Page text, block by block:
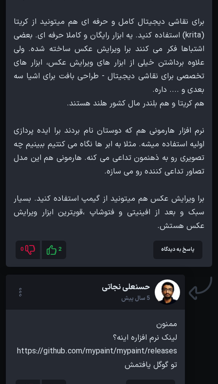
برای نقاشی دیجیتال کامل و حرفه ای هم میتونید از کریتا
(krita) استفاده کنید. یه ابزار رایگان و کاملا حرفه ای. بعضی
اشتباها فکر می کنند برا ویرایش عکس ساخته شده. ولی
علاوه برداشتن خیلی از ابزار های ویرایش عکس، ابزار های
تخصصی برای نقاشی دیجیتال - طراحی بافت برای اشیا سه
نرم افزار هارمونی هم که دوستان نام بردند برا ایده پردازی
اولیه استفاده میشه. مثلا به ابر ها نگاه می کنتیم ببینیم چه
تصویری رو به ذهنمون تداعی می کنه. هارمونی هم این مدل
برا ویرایش عکس هم میتونید از گیمپ استفاده کنید. بسیار
سبک و بعد از افینیتی و فتوشاپ ،قویترین ابزار ویرایش
عکس هستش.
پاسخ به دیدگاه 2
0
حسنعلی نجاتی
5 سال پیش
تو گوگل یافتمش